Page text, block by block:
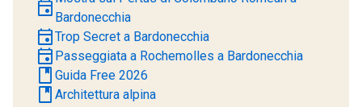
event Bardonecchia
eventTrop Secret a Bardonecchia
event Passeggiata a Rochemolles a Bardonecchia
book Guida Free 2026
book Architettura alpina